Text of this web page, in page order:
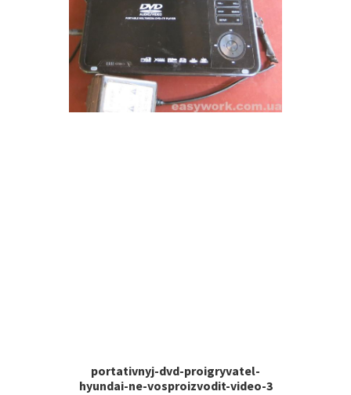
portativnyj-dvd-proigryvatel-
hyundai-ne-vosproizvodit-video-3